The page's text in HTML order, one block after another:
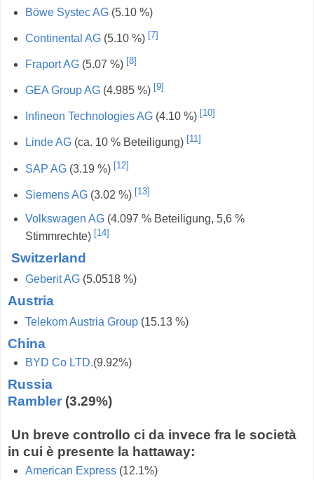
Böwe Systec AG(5.10 %)
Continental AG(5.10 %) [7]
Fraport AG(5.07 %) [8]
GEA Group AG(4.985 %) [9]
Infineon Technologies AG(4.10 %) [10]
Linde AG(ca. 10 % Beteiligung) [11]
SAP AG(3.19 %) [12]
Siemens AG(3.02 %) [13]
Volkswagen AG(4.097 % Beteiligung, 5,6 %
Stimmrechte) [14]
Switzerland
Geberit AG(5.0518 %)
Austria
Telekom Austria Group(15.13 %)
China
BYD Co LTD.(9.92%)
Russia
Rambler (3.29%)
Un breve controllo ci da invece fra le società
in cui è presente la hattaway:
American Express(12.1%)